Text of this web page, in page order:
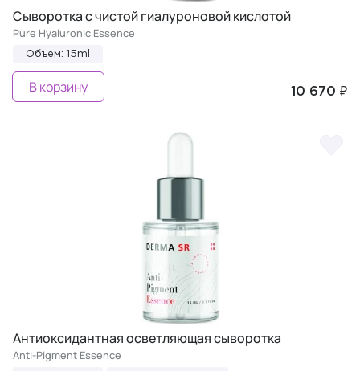
Сыворотка с чистой гиалуроновой кислотой
Pure Hyaluronic Essence
Объем: 15ml
10 670 ₽
В корзину
Антиоксидантная осветляющая сыворотка
Anti-Pigment Essence